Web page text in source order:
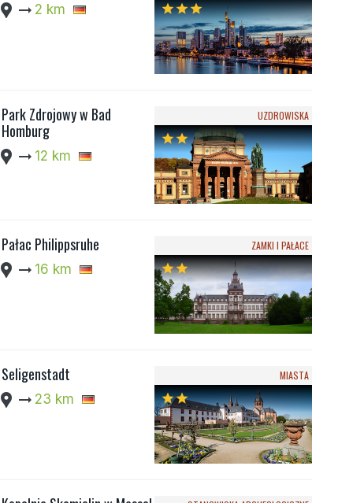
location_pin arrow_right_alt 2 km starstarstar
Park Zdrojowy w Bad
Homburg
location_pin arrow_right_alt 12 km
UZDROWISKA
starstar
Pałac Philippsruhe
location_pin arrow_right_alt 16 km
ZAMKI I PAŁACE
starstar
Seligenstadt
location_pin arrow_right_alt 23 km
MIASTA
starstar